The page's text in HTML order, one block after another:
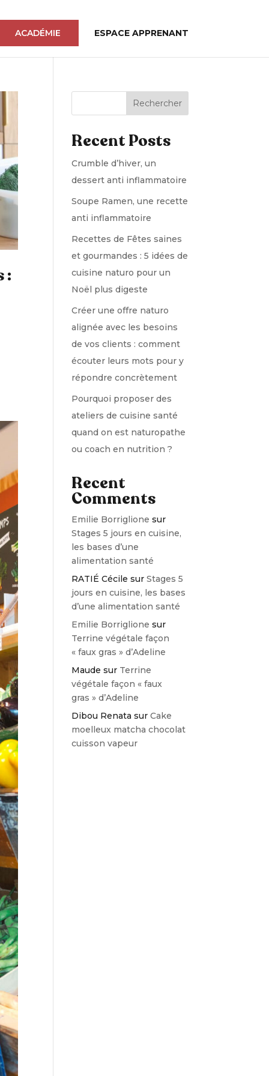
ACADÉMIE ESPACE APPRENANT
:
Rechercher
Recent Posts
Crumble d’hiver, un
dessert anti inflammatoire
Soupe Ramen, une recette
anti inflammatoire
Recettes de Fêtes saines
et gourmandes : 5 idées de
cuisine naturo pour un
Noël plus digeste
Créer une offre naturo
alignée avec les besoins
de vos clients : comment
écouter leurs mots pour y
répondre concrètement
Pourquoi proposer des
ateliers de cuisine santé
quand on est naturopathe
ou coach en nutrition ?
Recent
Comments
Emilie Borriglione sur
Stages 5 jours en cuisine,
les bases d’une
alimentation santé
RATIÉ Cécile surStages 5
jours en cuisine, les bases
d’une alimentation santé
Emilie Borriglione sur
Terrine végétale façon
« faux gras » d’Adeline
Maude sur Terrine
végétale façon « faux
gras » d’Adeline
Dibou Renata surCake
moelleux matcha chocolat
cuisson vapeur